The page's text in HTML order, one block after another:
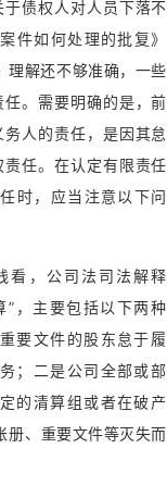
债权人对人员下落不
件如何处理的批复》
理解还不够准确，一些
。需要明确的是，前
人的责任，是因其怠
任。在认定有限责任
时，应当注意以下问
看，公司法司法解释
”，主要包括以下两种
要文件的股东怠于履
；二是公司全部或部
的清算组或者在破产
、重要文件等灭失而